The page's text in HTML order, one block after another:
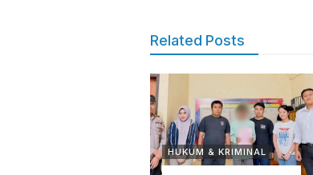
Related Posts
HUKUM & KRIMINAL